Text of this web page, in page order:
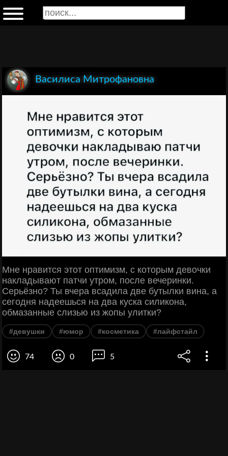
Василиса Митрофановна
Мне нравится этот оптимизм, с которым девочки
накладывают патчи утром, после вечеринки.
Серьёзно? Ты вчера всадила две бутылки вина, а
сегодня надеешься на два куска силикона,
обмазанные слизью из жопы улитки?
#девушки #юмор #косметика #лайфстайл
74 0 5